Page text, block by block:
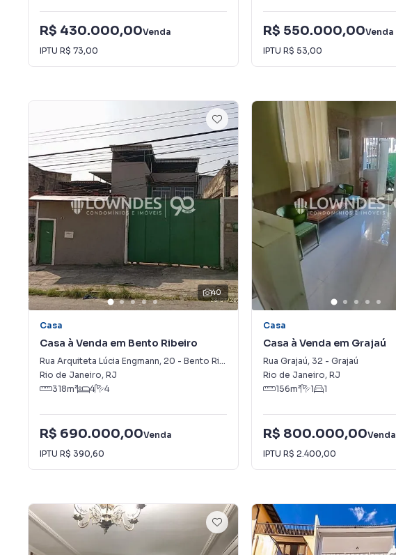
R$ 430.000,00Venda
IPTU R$ 73,00
R$ 550.000,00Venda
IPTU R$ 53,00
40
Casa
Casa à Venda em Bento Ribeiro
Rua Arquiteta Lúcia Engmann, 20 - Bento Ribeiro
Rio de Janeiro, RJ
318m² 4 4
R$ 690.000,00Venda
IPTU R$ 390,60
Casa
Casa à Venda em Grajaú
Rua Grajaú, 32 - Grajaú
Rio de Janeiro, RJ
156m² 1 1
R$ 800.000,00Venda
IPTU R$ 2.400,00